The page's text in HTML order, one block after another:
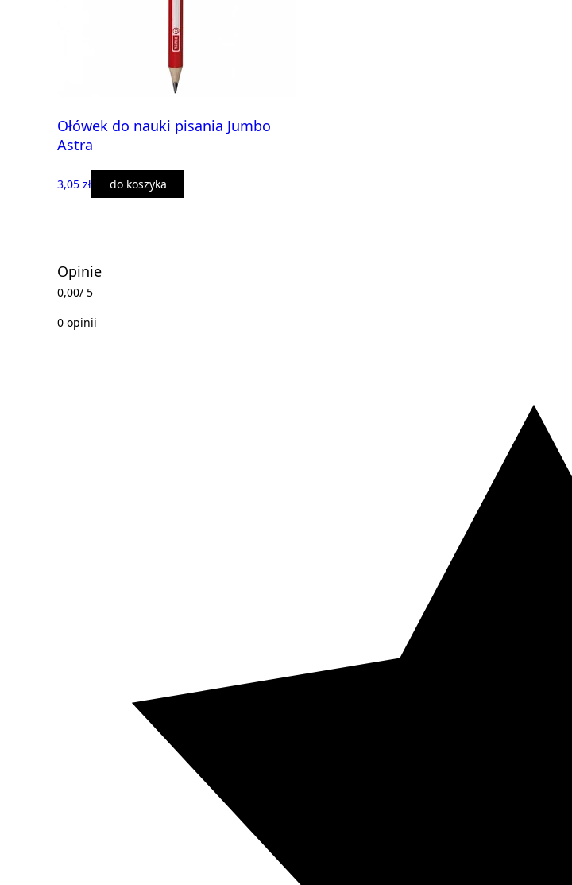
Ołówek do nauki pisania Jumbo
Astra
3,05 zł do koszyka
Opinie
0,00/ 5
0 opinii